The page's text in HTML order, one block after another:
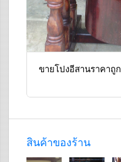
ขายโปงอีสานราคาถูก
สินค้าของร้าน